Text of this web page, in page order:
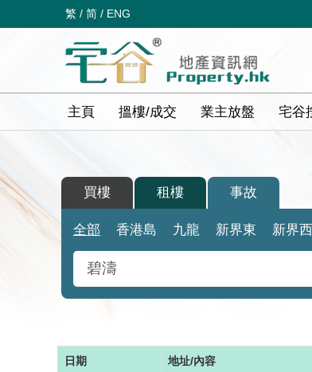
繁 / 简 / ENG
主頁 搵樓/成交 業主放盤 宅谷
買樓 租樓 事故
全部 香港島 九龍 新界東 新界西
日期 地址/內容